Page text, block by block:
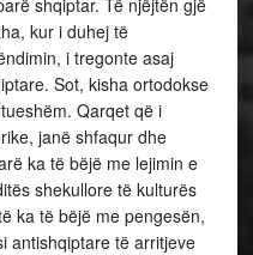
shqiptar. Të njëjtën gjë
kur i duhej të
i tregonte asaj
Sot, kisha ortodokse
Qarqet që i
janë shfaqur dhe
ka të bëjë me lejimin e
shekullore të kulturës
ka të bëjë me pengesën,
antishqiptare të arritjeve